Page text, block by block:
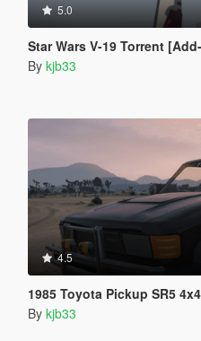
5.0
Star Wars V-19 Torrent
By kjb33
4.5
1985 Toyota Pickup SR5 4x4 from
By kjb33